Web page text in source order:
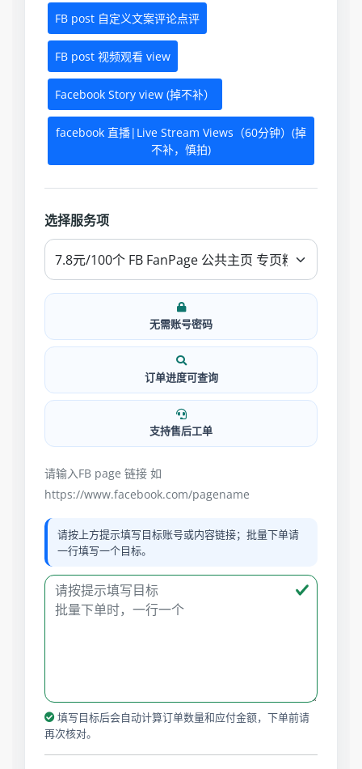
FB post 自定义文案评论点评
FB post 视频观看 view
Facebook Story view (掉不补）
facebook 直播|Live Stream Views（60分钟）(掉
不补，慎拍)
选择服务项
无需账号密码
订单进度可查询
支持售后工单
请输入FB page 链接 如
https://www.facebook.com/pagename
请按上方提示填写目标账号或内容链接；批量下单请
一行填写一个目标。
填写目标后会自动计算订单数量和应付金额，下单前请
再次核对。